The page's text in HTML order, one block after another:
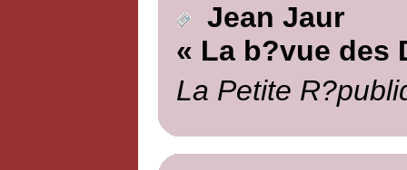
Jean Jaur
« La b?vue des
La Petite